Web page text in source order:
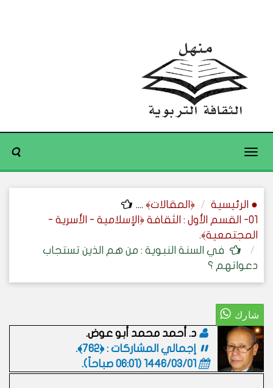
Toggle
● الرئيسية ﴿المقالات﴾ ....
01- القسم الأول : الثقافة ﴿الإسلامية - الأسرية -
المجتمعية﴾.
في السنة النبوية : من هم الذين تستجاب
دعواتهم ؟
د. أحمد محمد أبو عوض.
إجمالي المشاركات : ﴿762﴾.
1446/03/01 (06:01 صباحاً)
.